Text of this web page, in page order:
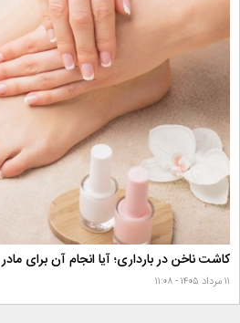
کاشت ناخن در بارداری؛ آیا انجام آن برای
۱۱ مرداد ۱۴۰۵ - ۱۱:۰۸